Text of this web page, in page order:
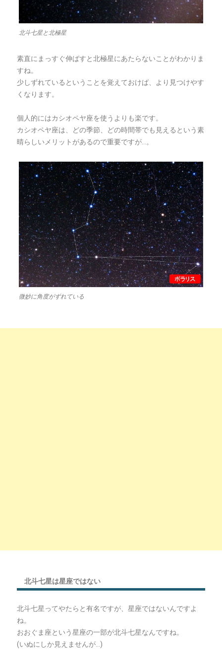
北斗七星と北極星
素直にまっすぐ伸ばすと北極星にあたらないことがわかりま
すね。
少しずれているということを覚えておけば、より見つけやす
くなります。
個人的にはカシオペヤ座を使うよりも楽です。
カシオペヤ座は、どの季節、どの時間帯でも見えるという素
晴らしいメリットがあるので重要ですが…。
微妙に角度がずれている
北斗七星は星座ではない
北斗七星ってやたらと有名ですが、星座ではないんですよ
ね。
おおぐま座という星座の一部が北斗七星なんですね。
(いぬにしか見えませんが…)